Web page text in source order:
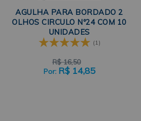
AGULHA PARA BORDADO 2
OLHOS CIRCULO Nº24 COM 10
UNIDADES
(1)
R$ 16,50
R$ 14,85